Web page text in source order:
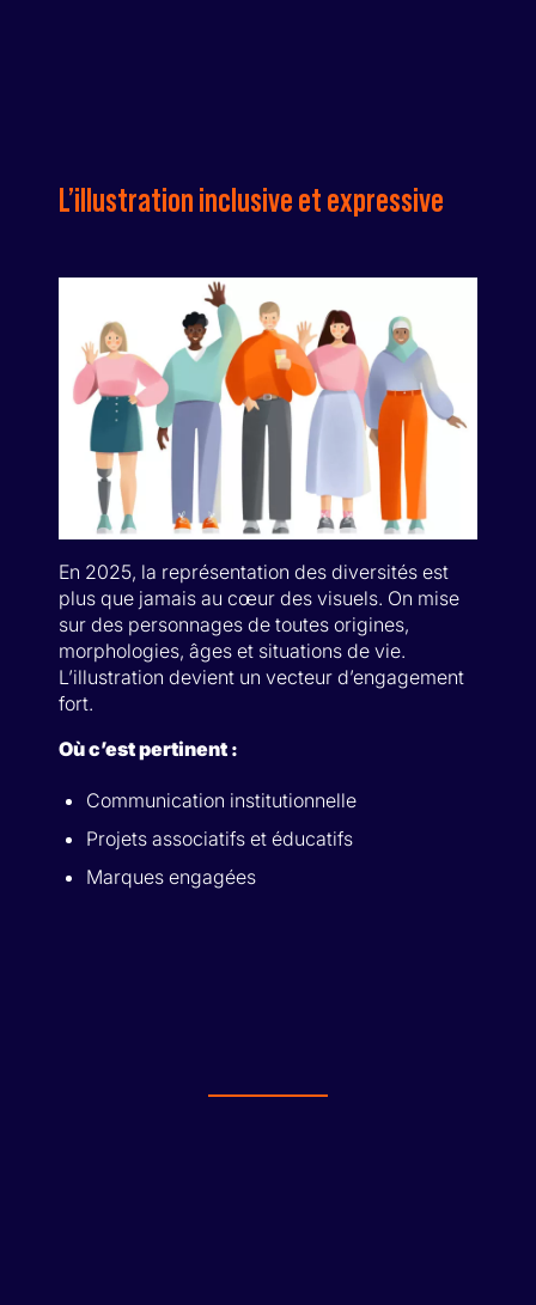
L’illustration inclusive et expressive
En 2025, la représentation des diversités est
plus que jamais au cœur des visuels. On mise
sur des personnages de toutes origines,
morphologies, âges et situations de vie.
L’illustration devient un vecteur d’engagement
fort.
Où c’est pertinent :
Communication institutionnelle
Projets associatifs et éducatifs
Marques engagées